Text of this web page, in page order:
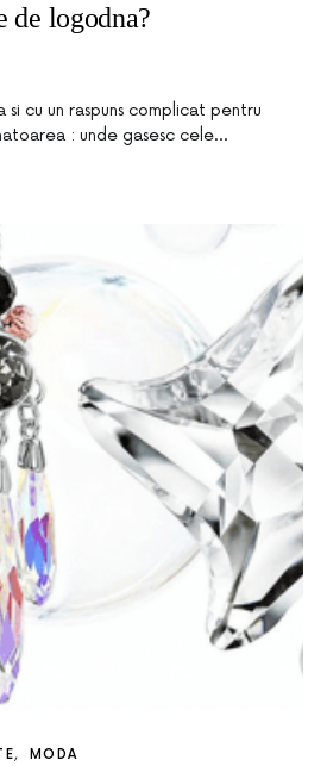
de logodna?
cu un raspuns complicat pentru
: unde gasesc cele…
MODA